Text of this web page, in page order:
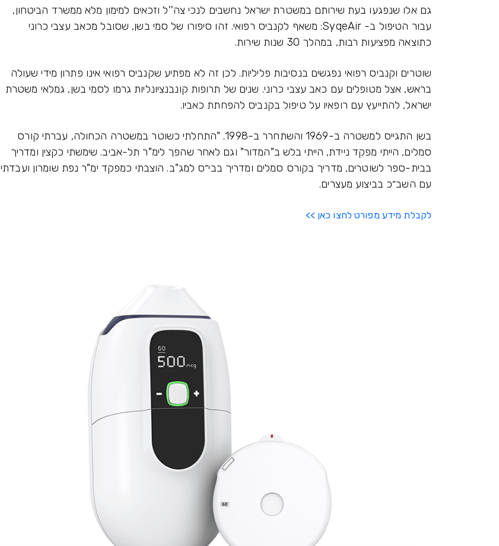
גם אלו שנפגעו בעת שירותם במשטרת ישראל נחשבים לנכי צה''ל וזכאים למימון מלא ממשרד הביטחון,
עבור הטיפול ב- SyqeAir: משאף לקנביס רפואי. זהו סיפורו של סמי בשן, שסובל מכאב עצבי כרוני
כתוצאה מפציעות רבות, במהלך 30 שנות שירות.
שוטרים וקנביס רפואי נפגשים בנסיבות פליליות. לכן זה לא מפתיע שקנביס רפואי אינו פתרון מידי שעולה
בראש, אצל מטופלים עם כאב עצבי כרוני. שנים של תרופות קונבנציונליות גרמו לסמי בשן, גמלאי משטרת
ישראל, להתייעץ עם רופאיו על טיפול בקנביס להפחתת כאביו.
בשן התגייס למשטרה ב-1969 והשתחרר ב-1998. "התחלתי כשוטר במשטרה הכחולה, עברתי קורס
סמלים, הייתי מפקד ניידת, הייתי בלש ב"המדור" וגם לאחר שהפך לימ"ר תל-אביב. שימשתי כקצין ומדריך
בבית-ספר לשוטרים, מדריך בקורס סמלים ומדריך בבי״ס למג"ב. הוצבתי כמפקד ימ"ר נפת שומרון ועבדתי
עם השב״כ בביצוע מעצרים.
לקבלת מידע מפורט לחצו כאן >>